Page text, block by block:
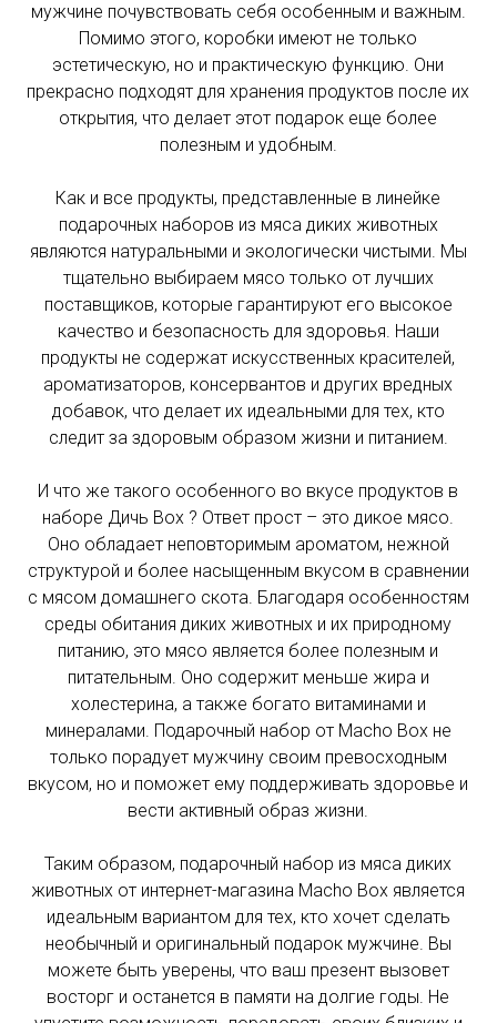
за МКАД (от 10 км ) -
рассчитает менеджер*
* Обратите внимание, обычная
доставка по Москве осуществляется
на следующий день при условии, что
заказ сделан сегодня до 15:00.
* При доставке от 10 км за МКАД и
по России мы рассчитаем
предполагаемую стоимость и дату
доставки в зависимости от адреса
доставки.
Пункта самовывоза в данный момент
Россия
Транспортная компания
(заказывайте наборы заранее)
Доставка происходит от 1 до 7
дней через транспортные
компании.
В зависимости от вашего города и
Обычная доставка
Заказы на сайте принимаются круглосуточно
Заказы по телефону ежедневно с 9:00 до 20:00
Морковь очистите и натрите на крупной терке
ШАГ 5:
Лук очистите и нарежьте мелкими кубиками. Или
добавить целую луковицу во время тушения под
крышкой, чтобы лук отдал блюду все соки и его в
конце можно будет выбросить.
ШАГ 6:
мужчине почувствовать себя особенным и важным.
Помимо этого, коробки имеют не только
эстетическую, но и практическую функцию. Они
прекрасно подходят для хранения продуктов после их
открытия, что делает этот подарок еще более
полезным и удобным.
Как и все продукты, представленные в линейке
подарочных наборов из мяса диких животных
являются натуральными и экологически чистыми. Мы
тщательно выбираем мясо только от лучших
поставщиков, которые гарантируют его высокое
качество и безопасность для здоровья. Наши
продукты не содержат искусственных красителей,
ароматизаторов, консервантов и других вредных
добавок, что делает их идеальными для тех, кто
следит за здоровым образом жизни и питанием.
И что же такого особенного во вкусе продуктов в
наборе Дичь Box ? Ответ прост – это дикое мясо.
Оно обладает неповторимым ароматом, нежной
структурой и более насыщенным вкусом в сравнении
с мясом домашнего скота. Благодаря особенностям
среды обитания диких животных и их природному
питанию, это мясо является более полезным и
питательным. Оно содержит меньше жира и
холестерина, а также богато витаминами и
минералами. Подарочный набор от Macho Box не
только порадует мужчину своим превосходным
вкусом, но и поможет ему поддерживать здоровье и
вести активный образ жизни.
Таким образом, подарочный набор из мяса диких
животных от интернет-магазина Macho Box является
идеальным вариантом для тех, кто хочет сделать
необычный и оригинальный подарок мужчине. Вы
можете быть уверены, что ваш презент вызовет
восторг и останется в памяти на долгие годы. Не